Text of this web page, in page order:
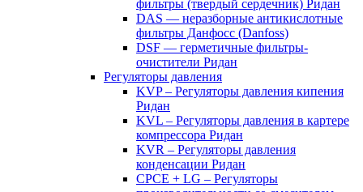
фильтры (твердый сердечник) Ридан
DAS — неразборные антикислотные
фильтры Данфосс (Danfoss)
DSF — герметичные фильтры-
очистители Ридан
Регуляторы давления
KVP – Регуляторы давления кипения
Ридан
KVL – Регуляторы давления в картере
компрессора Ридан
KVR – Регуляторы давления
конденсации Ридан
CPCE + LG – Регуляторы